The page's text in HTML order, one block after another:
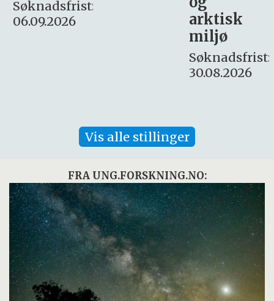
Søknadsfrist:
16. august.
Vis alle stillinger
FRA UNG.FORSKNING.NO: